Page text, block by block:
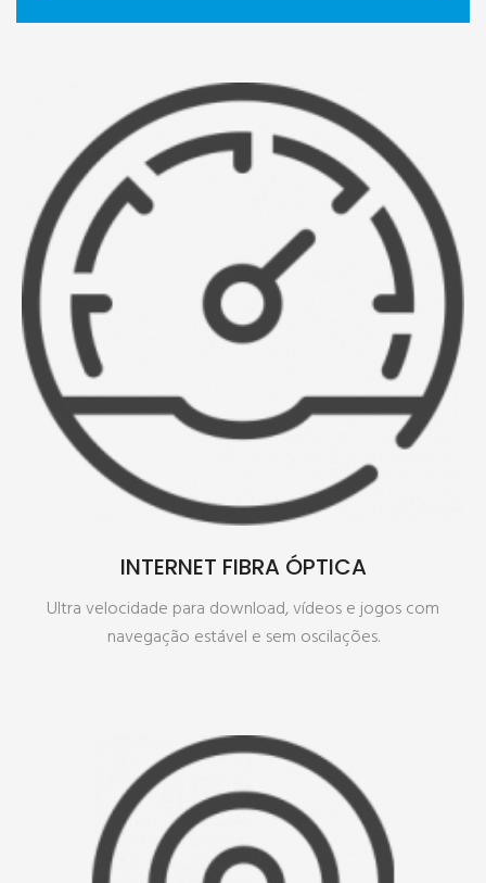
INTERNET FIBRA ÓPTICA
Ultra velocidade para download, vídeos e jogos com
navegação estável e sem oscilações.
SAIBA MAIS